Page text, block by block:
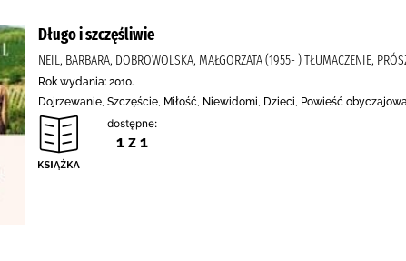
Długo i szczęśliwie
NEIL, BARBARA, DOBROWOLSKA, MAŁGORZATA (1955- ) TŁUMACZENIE,
Rok wydania: 2010.
Dojrzewanie, Szczęście, Miłość, Niewidomi, Dzieci, Powieść
dostępne:
1 z 1